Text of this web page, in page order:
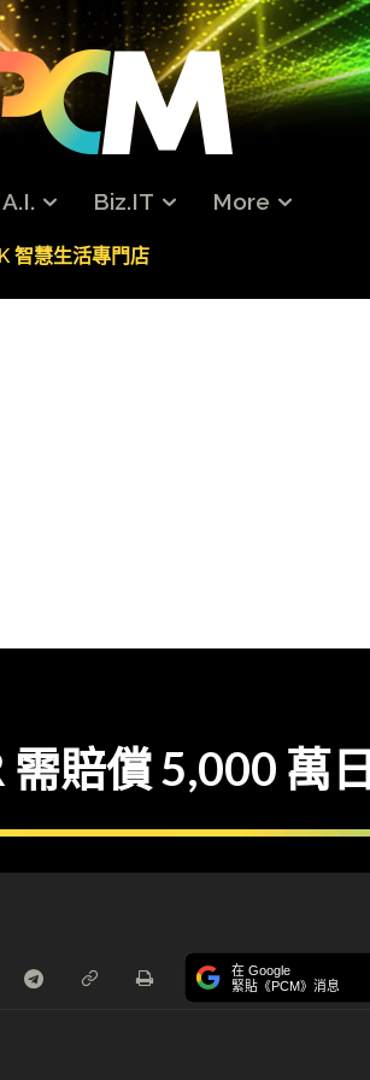
A.I. Biz.IT More
智慧生活專門店
賠償 5,000 萬
在 Google
緊貼《PCM》消息